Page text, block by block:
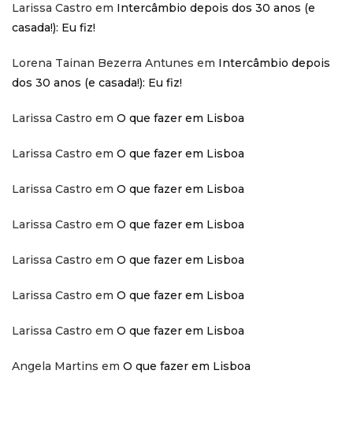
Larissa Castro em Intercâmbio depois dos 30 anos (e
casada!): Eu fiz!
Lorena Tainan Bezerra Antunes em Intercâmbio depois
dos 30 anos (e casada!): Eu fiz!
Larissa Castro em O que fazer em Lisboa
Larissa Castro em O que fazer em Lisboa
Larissa Castro em O que fazer em Lisboa
Larissa Castro em O que fazer em Lisboa
Larissa Castro em O que fazer em Lisboa
Larissa Castro em O que fazer em Lisboa
Larissa Castro em O que fazer em Lisboa
Angela Martins em O que fazer em Lisboa